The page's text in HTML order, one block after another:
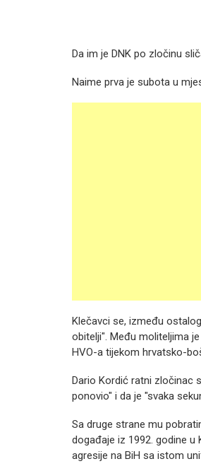
Da im je DNK po zločinu
Naime prva je subota u
Klečavci se, između
obitelji". Među moliteljima
HVO-a tijekom hrvatsko-
Dario Kordić ratni zločinac
ponovio" i da je "svaka
Sa druge strane mu
događaje iz 1992. godine u
agresije na BiH sa istom